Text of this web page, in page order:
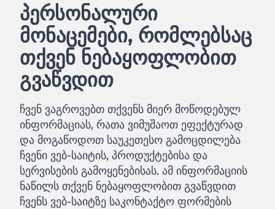
პერსონალური
მონაცემები, რომლებსაც
თქვენ ნებაყოფლობით
გვაწვდით
ჩვენ ვაგროვებთ თქვენს მიერ მოწოდებულ
ინფორმაციას, რათა ვიმუშაოთ ეფექტურად
და მოგაწოდოთ საუკეთესო გამოცდილება
ჩვენი ვებ-საიტის, პროდუქტებისა და
სერვისების გამოყენებისას. ამ ინფორმაციის
ნაწილს თქვენ ნებაყოფლობით გვაწვდით
ჩვენს ვებ-საიტზე საკონტაქტო ფორმების